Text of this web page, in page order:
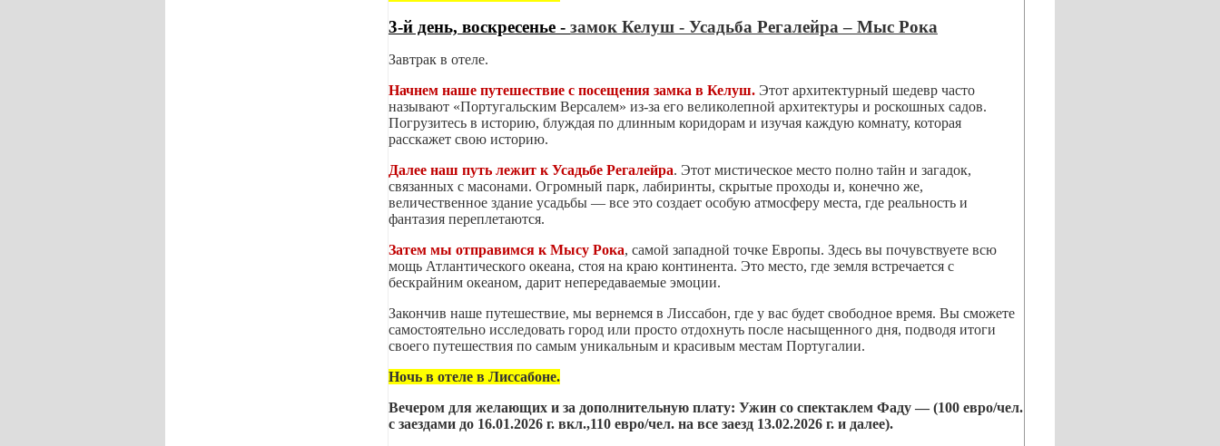
3-й день, воскресенье - замок Келуш - Усадьба Регалейра – Мыс Рока
Завтрак в отеле.
Начнем наше путешествие с посещения замка в Келуш. Этот архитектурный шедевр часто
называют «Португальским Версалем» из-за его великолепной архитектуры и роскошных садов.
Погрузитесь в историю, блуждая по длинным коридорам и изучая каждую комнату, которая
расскажет свою историю.
Далее наш путь лежит к Усадьбе Регалейра. Этот мистическое место полно тайн и загадок,
связанных с масонами. Огромный парк, лабиринты, скрытые проходы и, конечно же,
величественное здание усадьбы — все это создает особую атмосферу места, где реальность и
фантазия переплетаются.
Затем мы отправимся к Мысу Рока, самой западной точке Европы. Здесь вы почувствуете всю
мощь Атлантического океана, стоя на краю континента. Это место, где земля встречается с
бескрайним океаном, дарит непередаваемые эмоции.
Закончив наше путешествие, мы вернемся в Лиссабон, где у вас будет свободное время. Вы сможете
самостоятельно исследовать город или просто отдохнуть после насыщенного дня, подводя итоги
своего путешествия по самым уникальным и красивым местам Португалии.
Ночь в отеле в Лиссабоне.
Вечером для желающих и за дополнительную плату: Ужин со спектаклем Фаду — (100 евро/чел.
с заездами до 16.01.2026 г. вкл.,110 евро/чел. на все заезд 13.02.2026 г. и далее).